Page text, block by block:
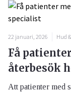
22 januari, 2026 Hud
Få
återbesök
Att patienter med